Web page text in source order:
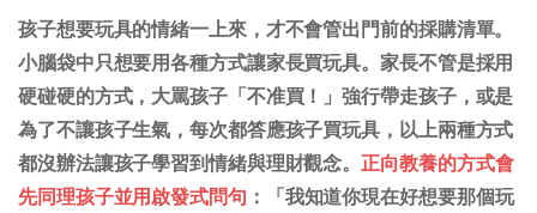
孩子想要玩具的情緒一上來，才不會管出門前的採購清單。
小腦袋中只想要用各種方式讓家長買玩具。家長不管是採用
硬碰硬的方式，大罵孩子「不准買！」強行帶走孩子，或是
為了不讓孩子生氣，每次都答應孩子買玩具，以上兩種方式
都沒辦法讓孩子學習到情緒與理財觀念。 正向教養的方式會
先同理孩子並用啟發式問句 ：「我知道你現在好想要那個玩